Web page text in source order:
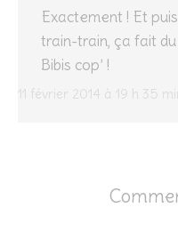
11 février 2014 à 19 h 35
Exactement ! Et
train-train, ça fait du
Bibis cop’ !